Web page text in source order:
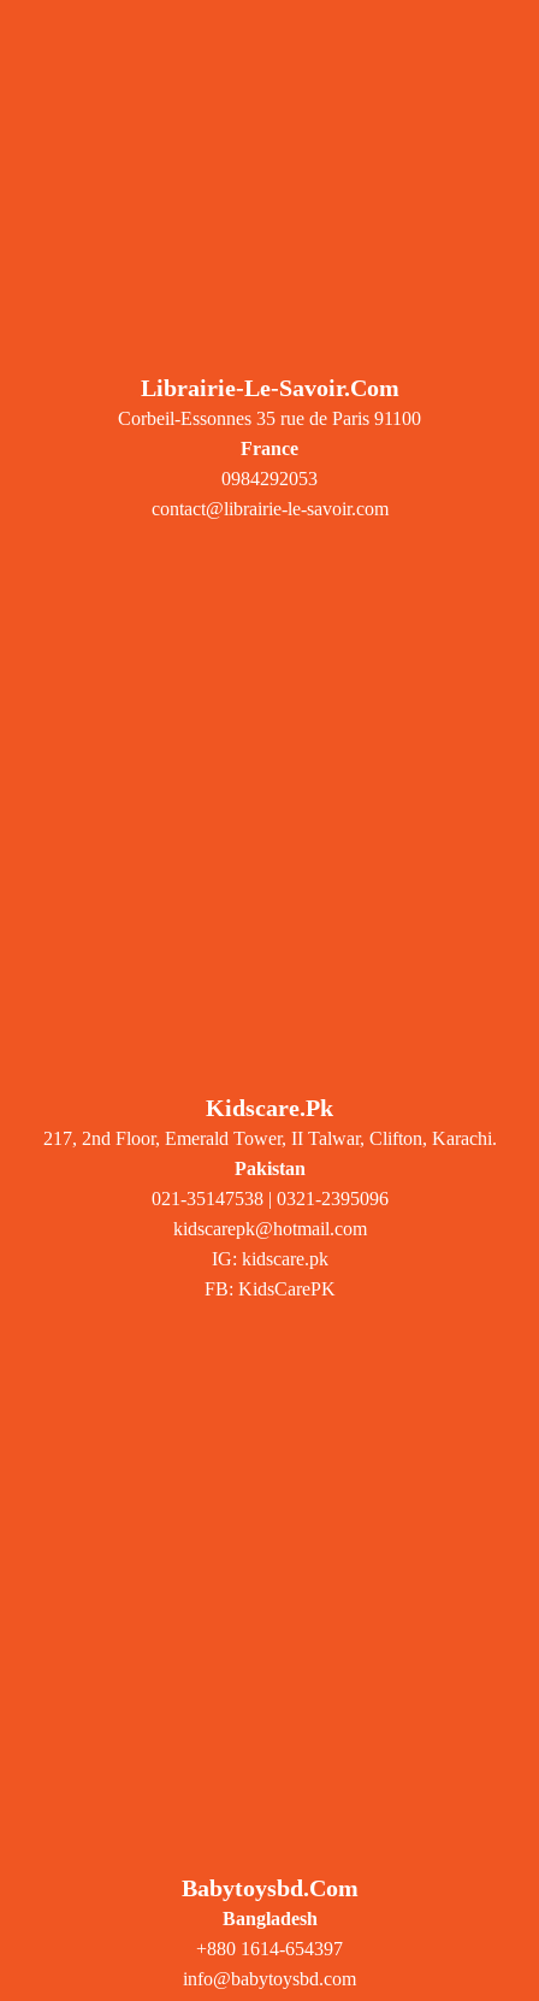
Librairie-Le-Savoir.com
Corbeil-Essonnes 35 rue de Paris 91100
France
0984292053
contact@librairie-le-savoir.com
Kidscare.pk
217, 2nd Floor, Emerald Tower, II Talwar, Clifton, Karachi.
Pakistan
021-35147538 | 0321-2395096
kidscarepk@hotmail.com
IG: kidscare.pk
FB: KidsCarePK
Babytoysbd.com
Bangladesh
+880 1614-654397
info@babytoysbd.com